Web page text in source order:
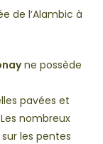
de l’Alambic à
ne possède
pavées et
nombreux
les pentes